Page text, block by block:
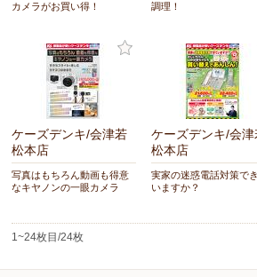
カメラがお買い得！
調理！
ケーズデンキ/会津若
松本店
写真はもちろん動画も得意
なキヤノンの一眼カメラ
ケーズデンキ/会津
松本店
実家の迷惑電話対策で
いますか？
1~24枚目/24枚